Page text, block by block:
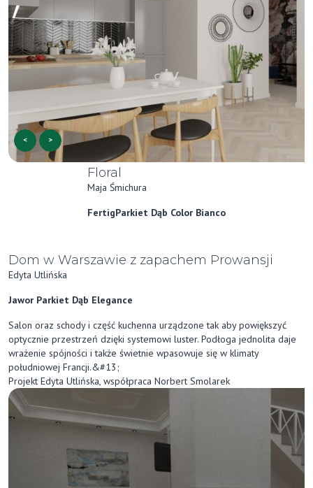
< >
Floral
Maja Śmichura
FertigParkiet Dąb Color Bianco
Dom w Warszawie z zapachem Prowansji
Edyta Utlińska
Jawor Parkiet Dąb Elegance
Salon oraz schody i część kuchenna urządzone tak aby powiększyć
optycznie przestrzeń dzięki systemowi luster. Podłoga jednolita daje
wrażenie spójności i także świetnie wpasowuje się w klimaty
południowej Francji.&#13;
Projekt Edyta Utlińska, współpraca Norbert Smolarek